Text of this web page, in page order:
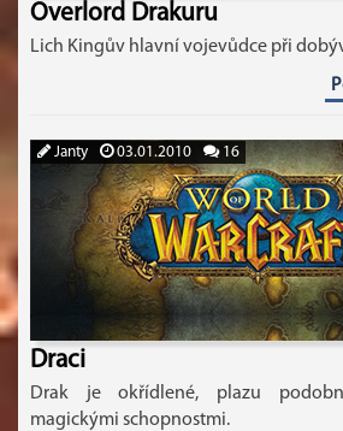
Overlord Drakuru
Lich Kingův hlavní vojevůdce při
Janty 03.01.2010 16
Draci
Drak je okřídlené, plazu
magickými schopnostmi.